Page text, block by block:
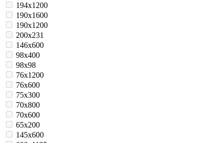
194x1200
190x1600
190x1200
200x231
146x600
98x400
98x98
76x1200
76х600
75x300
70x800
70x600
65x200
145x600